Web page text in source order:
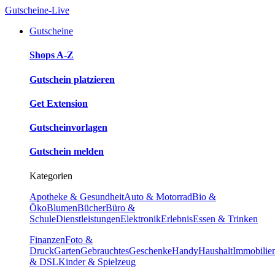
Gutscheine-Live
Gutscheine
Shops A-Z
Gutschein platzieren
Get Extension
Gutscheinvorlagen
Gutschein melden
Kategorien
Apotheke & GesundheitAuto & MotorradBio &
ÖkoBlumenBücherBüro &
SchuleDienstleistungenElektronikErlebnisEssen & Trinken
FinanzenFoto &
DruckGartenGebrauchtesGeschenkeHandyHaushalt
& DSLKinder & Spielzeug